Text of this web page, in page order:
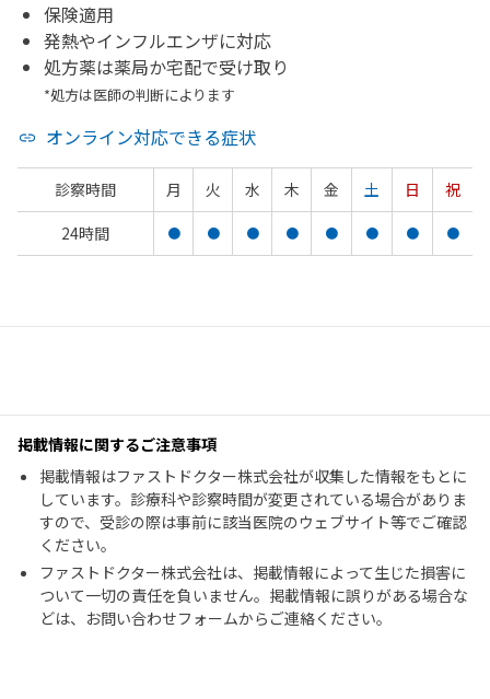
保険適用
発熱やインフルエンザに対応
処方薬は薬局か宅配で受け取り
*処方は医師の判断によります
オンライン対応できる症状
診察時間 月 火 水 木 金 土 日
祝
24時間
● ● ● ● ● ● ● ●
掲載情報に関するご注意事項
掲載情報はファストドクター株式会社が収集した情報をもとに
しています。診療科や診察時間が変更されている場合がありま
すので、受診の際は事前に該当医院のウェブサイト等でご確認
ください。
ファストドクター株式会社は、掲載情報によって生じた損害に
ついて一切の責任を負いません。掲載情報に誤りがある場合な
どは、お問い合わせフォームからご連絡ください。